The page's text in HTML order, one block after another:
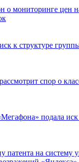
о мониторинге цен
к структуре
спор о
подала
патента на систему